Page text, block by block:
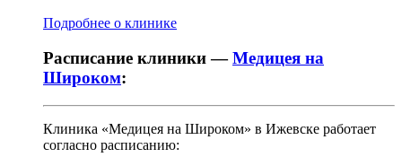
Подробнее о клинике
Расписание клиники —Медицея на
Широком:
Клиника «Медицея на Широком» в Ижевске работает
согласно расписанию: